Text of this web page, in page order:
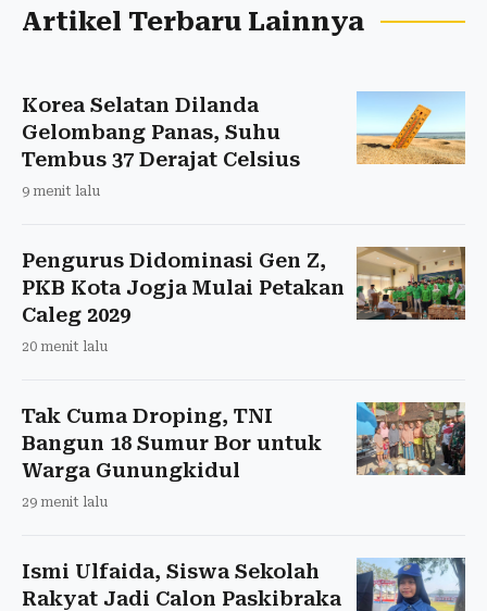
Artikel Terbaru Lainnya
Korea Selatan Dilanda
Gelombang Panas, Suhu
Tembus 37 Derajat Celsius
9 menit lalu
Pengurus Didominasi Gen Z,
PKB Kota Jogja Mulai Petakan
Caleg 2029
20 menit lalu
Tak Cuma Droping, TNI
Bangun 18 Sumur Bor untuk
Warga Gunungkidul
29 menit lalu
Ismi Ulfaida, Siswa Sekolah
Rakyat Jadi Calon Paskibraka